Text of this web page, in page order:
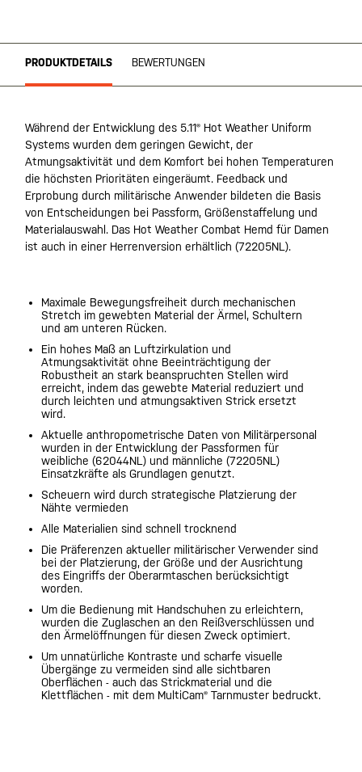
PRODUKTDETAILS BEWERTUNGEN
Während der Entwicklung des 5.11® Hot Weather Uniform
Systems wurden dem geringen Gewicht, der
Atmungsaktivität und dem Komfort bei hohen Temperaturen
die höchsten Prioritäten eingeräumt. Feedback und
Erprobung durch militärische Anwender bildeten die Basis
von Entscheidungen bei Passform, Größenstaffelung und
Materialauswahl. Das Hot Weather Combat Hemd für Damen
ist auch in einer Herrenversion erhältlich (72205NL).
Maximale Bewegungsfreiheit durch mechanischen
Stretch im gewebten Material der Ärmel, Schultern
und am unteren Rücken.
Ein hohes Maß an Luftzirkulation und
Atmungsaktivität ohne Beeinträchtigung der
Robustheit an stark beanspruchten Stellen wird
erreicht, indem das gewebte Material reduziert und
durch leichten und atmungsaktiven Strick ersetzt
wird.
Aktuelle anthropometrische Daten von Militärpersonal
wurden in der Entwicklung der Passformen für
weibliche (62044NL) und männliche (72205NL)
Einsatzkräfte als Grundlagen genutzt.
Scheuern wird durch strategische Platzierung der
Nähte vermieden
Alle Materialien sind schnell trocknend
Die Präferenzen aktueller militärischer Verwender sind
bei der Platzierung, der Größe und der Ausrichtung
des Eingriffs der Oberarmtaschen berücksichtigt
worden.
Um die Bedienung mit Handschuhen zu erleichtern,
wurden die Zuglaschen an den Reißverschlüssen und
den Ärmelöffnungen für diesen Zweck optimiert.
Um unnatürliche Kontraste und scharfe visuelle
Übergänge zu vermeiden sind alle sichtbaren
Oberflächen - auch das Strickmaterial und die
Klettflächen - mit dem MultiCam® Tarnmuster bedruckt.